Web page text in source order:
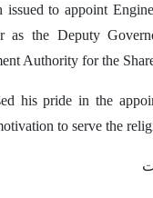
issued to appoint
as the Deputy
Authority for the
his pride in the
to serve the